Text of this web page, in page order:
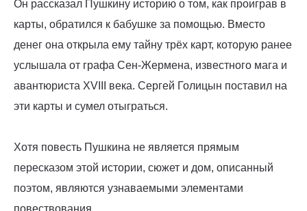
Он рассказал Пушкину историю о том, как проиграв в
карты, обратился к бабушке за помощью. Вместо
денег она открыла ему тайну трёх карт, которую ранее
услышала от графа Сен-Жермена, известного мага и
авантюриста XVIII века. Сергей Голицын поставил на
эти карты и сумел отыграться.
Хотя повесть Пушкина не является прямым
пересказом этой истории, сюжет и дом, описанный
поэтом, являются узнаваемыми элементами
повествования.